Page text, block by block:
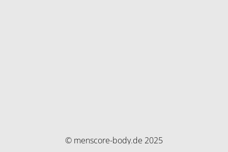
© menscore-body.de 2025